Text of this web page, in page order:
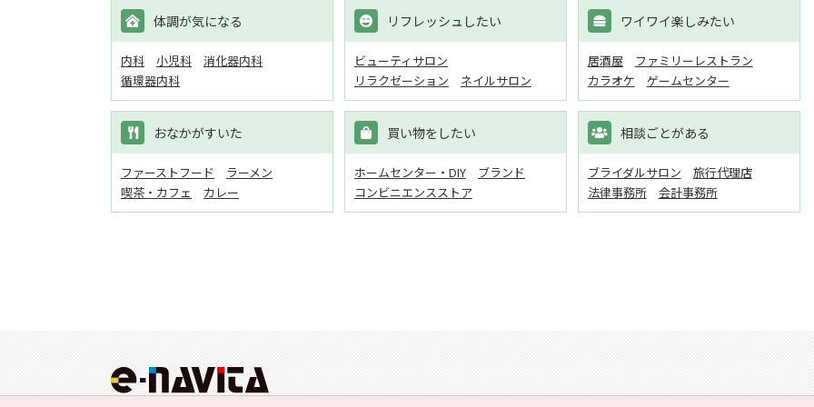
体調が気になる
内科 小児科
消化器内科
循環器内科
リフレッシュしたい
ビューティサロン
リラクゼーション
ネイルサロン
ワイワイ楽しみたい
居酒屋
ファミリーレストラン
カラオケ
ゲームセンター
おなかがすいた
ファーストフード
ラーメン
喫茶・カフェ
カレー
買い物をしたい
ホームセンター・DIY
ブランド
コンビニエンスストア
相談ごとがある
ブライダルサロン
旅行代理店
法律事務所
会計事務所